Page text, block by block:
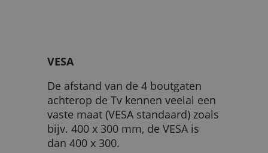
VESA
De afstand van de 4 boutgaten
achterop de Tv kennen veelal een
vaste maat (VESA standaard) zoals
bijv. 400 x 300 mm, de VESA is
dan 400 x 300.